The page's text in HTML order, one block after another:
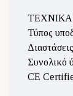
ΤΕΧΝΙΚΑ
Τύπος
Συνολικό
CE